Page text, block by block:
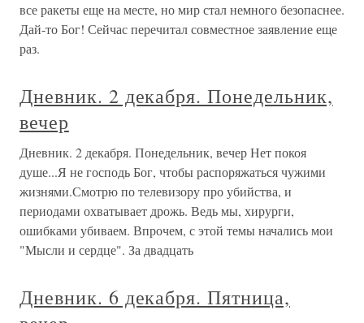
все ракеты еще на месте, но мир стал немного безопаснее.
Дай-то Бог! Сейчас перечитал совместное заявление еще
раз.
Дневник. 2 декабря. Понедельник,
вечер
Дневник. 2 декабря. Понедельник, вечер Нет покоя
душе...Я не господь Бог, чтобы распоряжаться чужими
жизнями.Смотрю по телевизору про убийства, и
периодами охватывает дрожь. Ведь мы, хирурги,
ошибками убиваем. Впрочем, с этой темы начались мои
"Мысли и сердце". За двадцать
Дневник. 6 декабря. Пятница,